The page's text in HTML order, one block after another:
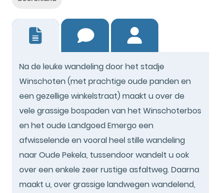
Na de leuke wandeling door het stadje
Winschoten (met prachtige oude panden en
een gezellige winkelstraat) maakt u over de
vele grassige bospaden van het Winschoterbos
en het oude Landgoed Emergo een
afwisselende en vooral heel stille wandeling
naar Oude Pekela, tussendoor wandelt u ook
over een enkele zeer rustige asfaltweg. Daarna
maakt u, over grassige landwegen wandelend,